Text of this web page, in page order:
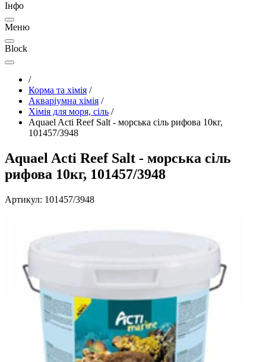
Інфо
Меню
Block
/
Корма та хімія /
Акваріумна хімія /
Хімія для моря, сіль /
Aquael Acti Reef Salt - морська сіль рифова 10кг,
101457/3948
Aquael Acti Reef Salt - морська сіль
рифова 10кг, 101457/3948
Артикул: 101457/3948